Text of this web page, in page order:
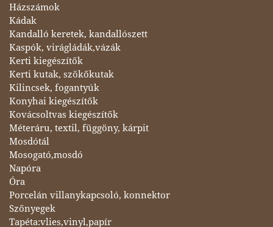
Házszámok
Kádak
Kandalló keretek, kandallószett
Kaspók, virágládák,vázák
Kerti kiegészítők
Kerti kutak, szökőkutak
Kilincsek, fogantyúk
Konyhai kiegészítők
Kovácsoltvas kiegészítők
Méteráru, textil, függöny, kárpit
Mosdótál
Mosogató,mosdó
Napóra
Óra
Porcelán villanykapcsoló, konnektor
Szőnyegek
Tapéta:vlies,vinyl,papír